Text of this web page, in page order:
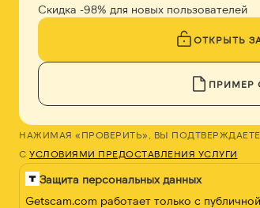
Скидка -98% для новых пользователей
ОТКРЫТЬ
ПРИМЕР
НАЖИМАЯ «ПРОВЕРИТЬ», ВЫ
С УСЛОВИЯМИ ПРЕДОСТАВЛЕНИЯ УСЛУГИ
Защита персональных данных
Getscam.com работает только с